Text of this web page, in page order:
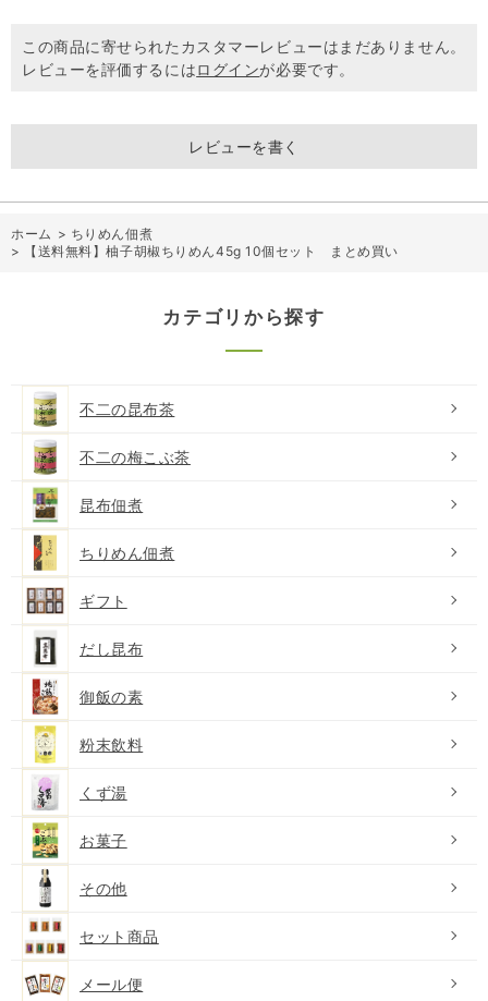
この商品に寄せられたカスタマーレビューはまだありません。
レビューを評価するにはログインが必要です。
レビューを書く
ホーム > ちりめん佃煮
>
【送料無料】柚子胡椒ちりめん45g 10個セット まとめ買い
カテゴリから探す
不二の昆布茶
不二の梅こぶ茶
昆布佃煮
ちりめん佃煮
ギフト
だし昆布
御飯の素
粉末飲料
くず湯
お菓子
その他
セット商品
メール便